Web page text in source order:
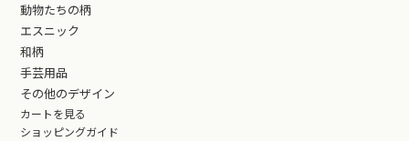
動物たちの柄
エスニック
和柄
手芸用品
その他のデザイン
カートを見る
ショッピングガイド